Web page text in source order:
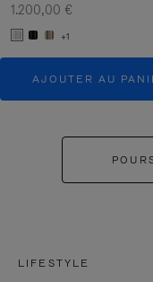
1.200,00 €
+1
AJOUTER AU
LIFESTYLE